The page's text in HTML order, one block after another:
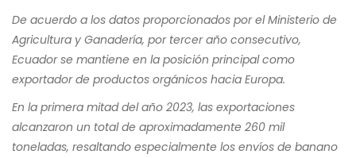
De acuerdo a los datos proporcionados por el Ministerio de
Agricultura y Ganadería, por tercer año consecutivo,
Ecuador se mantiene en la posición principal como
exportador de productos orgánicos hacia Europa.
En la primera mitad del año 2023, las exportaciones
alcanzaron un total de aproximadamente 260 mil
toneladas, resaltando especialmente los envíos de banano